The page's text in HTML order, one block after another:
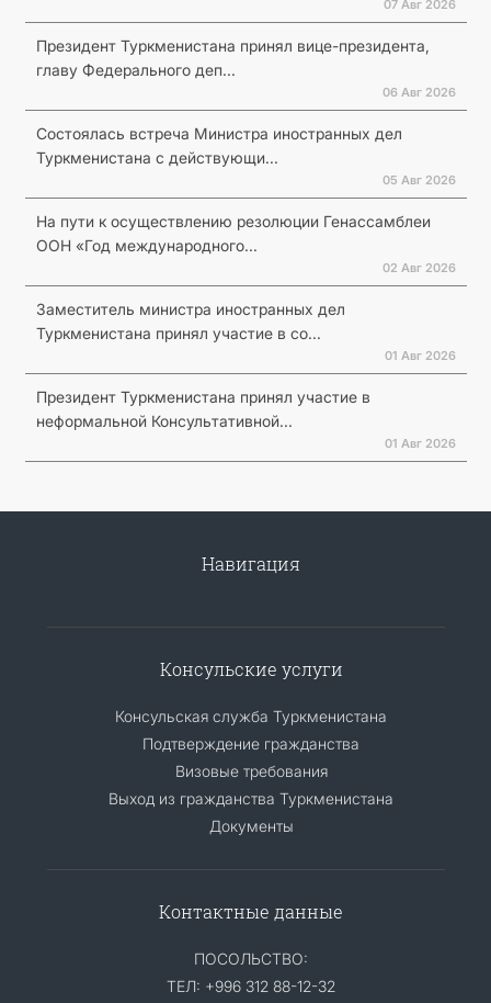
07 Авг 2026
Президент Туркменистана принял вице-президента,
главу Федерального деп...
06 Авг 2026
Состоялась встреча Министра иностранных дел
Туркменистана с действующи...
05 Авг 2026
На пути к осуществлению резолюции Генассамблеи
ООН «Год международного...
02 Авг 2026
Заместитель министра иностранных дел
Туркменистана принял участие в со...
01 Авг 2026
Президент Туркменистана принял участие в
неформальной Консультативной...
01 Авг 2026
Навигация
Консульские услуги
Консульская служба Туркменистана
Подтверждение гражданства
Визовые требования
Выход из гражданства Туркменистана
Документы
Контактные данные
ПОСОЛЬСТВО:
ТЕЛ: +996 312 88-12-32